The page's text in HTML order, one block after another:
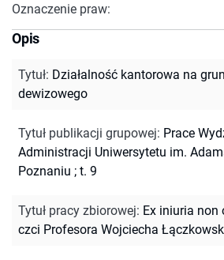
Oznaczenie praw:
Opis
Tytuł: Działalność kantorowa na
dewizowego
Tytuł publikacji grupowej: Prace
Administracji Uniwersytetu im.
Poznaniu ; t. 9
Tytuł pracy zbiorowej: Ex iniuria non
czci Profesora Wojciecha